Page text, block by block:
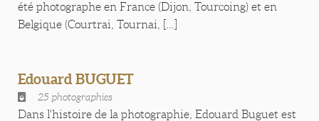
été photographe en France (Dijon, Tourcoing) et en
Belgique (Courtrai, Tournai, [...]
Edouard BUGUET
25 photographies
Dans l'histoire de la photographie, Edouard Buguet est